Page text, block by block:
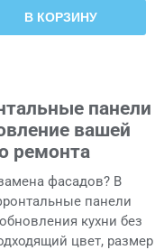
В КОРЗИНУ
панели
вашей
ремонта
фасадов? В
панели
кухни без
цвет, размер